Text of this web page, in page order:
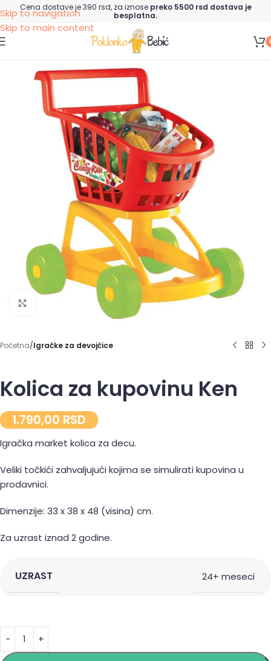
Skip to navigation
Skip to main content
Cena dostave je 390 rsd, za iznose preko 5500 rsd dostava je
besplatna.
Click to enlarge
Početna Igračke za devojčice
Kolica za kupovinu Ken
1.790,00 RSD
Igračka market kolica za decu.
Veliki točkići zahvaljujući kojima se simulirati kupovina u
prodavnici.
Dimenzije: 33 x 38 x 48 (visina) cm.
Za uzrast iznad 2 godine.
UZRAST 24+ meseci
Alternative: